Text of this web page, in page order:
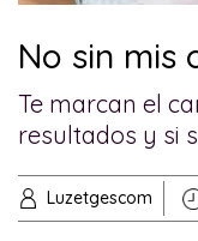
No sin mis
Te marcan el
resultados y si
Luzetgescom